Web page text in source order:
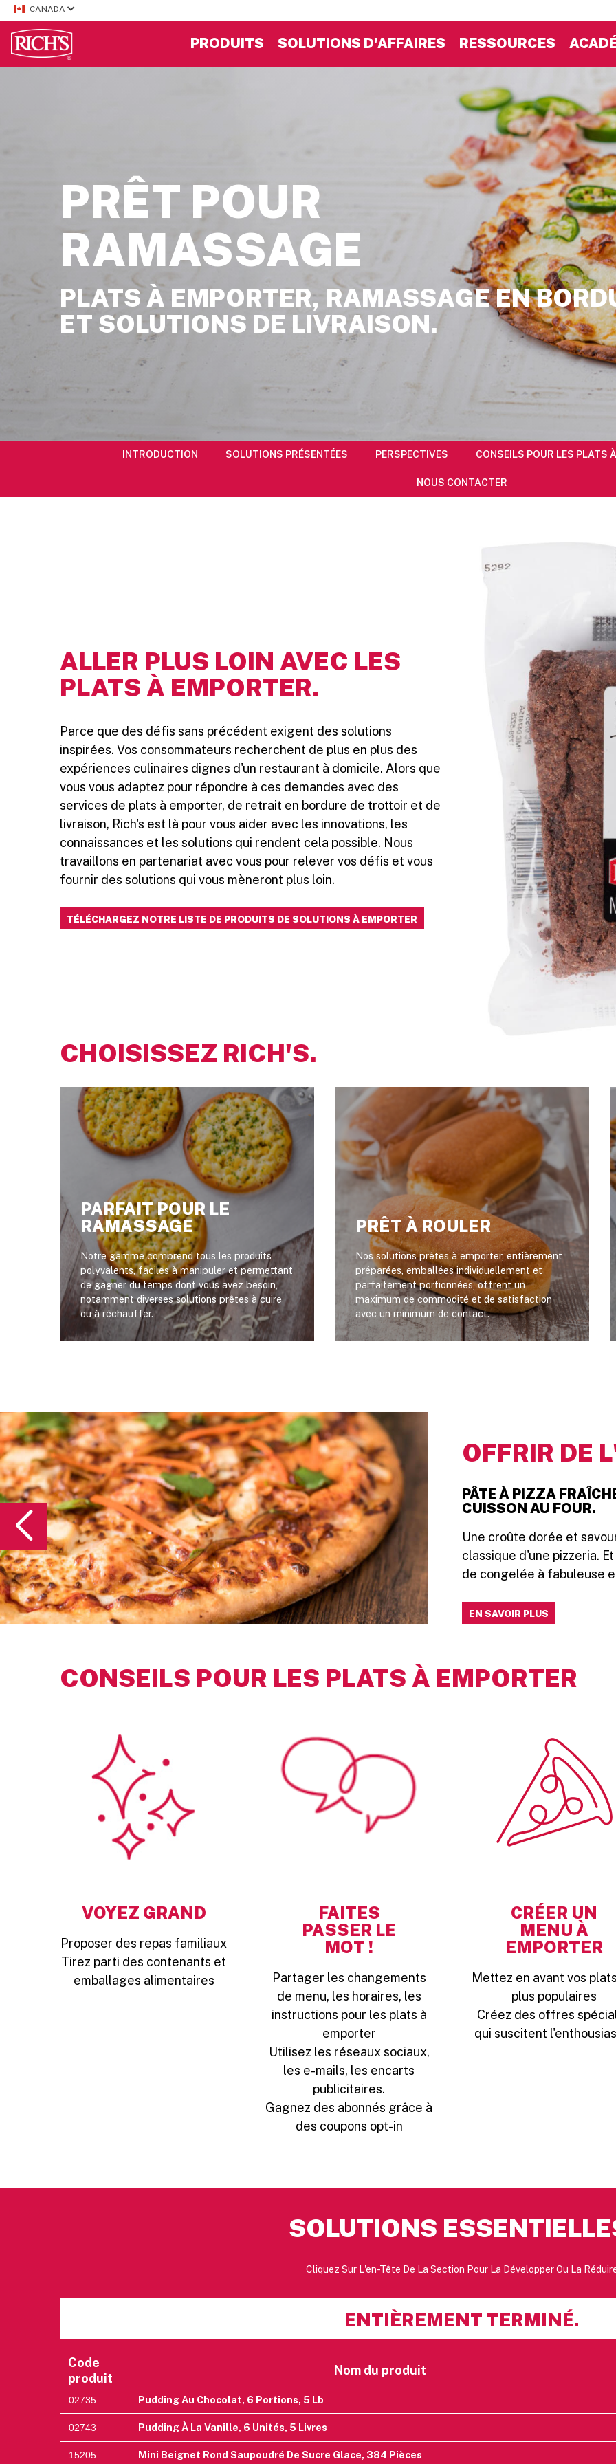
CANADA
PRODUITS SOLUTIONS D'AFFAIRES RESSOURCES
PRÊT POUR
RAMASSAGE
PLATS À EMPORTER, RAMASSAGE EN
ET SOLUTIONS DE LIVRAISON.
INTRODUCTION SOLUTIONS PRÉSENTÉES PERSPECTIVES CONSEILS POUR LES PLATS
NOUS CONTACTER
ALLER PLUS LOIN AVEC LES
PLATS À EMPORTER.
Parce que des défis sans précédent exigent des solutions
inspirées. Vos consommateurs recherchent de plus en plus des
expériences culinaires dignes d'un restaurant à domicile. Alors que
vous vous adaptez pour répondre à ces demandes avec des
services de plats à emporter, de retrait en bordure de trottoir et de
livraison, Rich's est là pour vous aider avec les innovations, les
connaissances et les solutions qui rendent cela possible. Nous
travaillons en partenariat avec vous pour relever vos défis et vous
fournir des solutions qui vous mèneront plus loin.
TÉLÉCHARGEZ NOTRE LISTE DE PRODUITS DE SOLUTIONS À EMPORTER
CHOISISSEZ RICH'S.
PARFAIT POUR LE
RAMASSAGE
Notre gamme comprend tous les produits
polyvalents, faciles à manipuler et permettant
de gagner du temps dont vous avez besoin,
notamment diverses solutions prêtes à cuire
ou à réchauffer.
PRÊT À ROULER
Nos solutions prêtes à emporter, entièrement
préparées, emballées individuellement et
parfaitement portionnées, offrent un
maximum de commodité et de satisfaction
avec un minimum de contact.
OFFRIR DE
PÂTE À PIZZA
CUISSON AU FOUR.
Une croûte dorée et
classique d'une pizzeria.
de congelée à fabuleuse
EN SAVOIR PLUS
CONSEILS POUR LES PLATS À EMPORTER
VOYEZ GRAND
Proposer des repas familiaux
Tirez parti des contenants et
emballages alimentaires
FAITES
PASSER LE
MOT !
Partager les changements
de menu, les horaires, les
instructions pour les plats à
emporter
Utilisez les réseaux sociaux,
les e-mails, les encarts
publicitaires.
Gagnez des abonnés grâce à
des coupons opt-in
CRÉER UN
MENU À
EMPORTER
Mettez en avant vos
plus populaires
Créez des offres
qui suscitent
SOLUTIONS
Cliquez Sur L'en-Tête De La Section Pour La Développer Ou La
ENTIÈREMENT TERMINÉ.
Code
produit
Nom du produit
02735 Pudding Au Chocolat, 6 Portions, 5 Lb
02743 Pudding À La Vanille, 6 Unités, 5 Livres
15205 Mini Beignet Rond Saupoudré De Sucre Glace, 384 Pièces